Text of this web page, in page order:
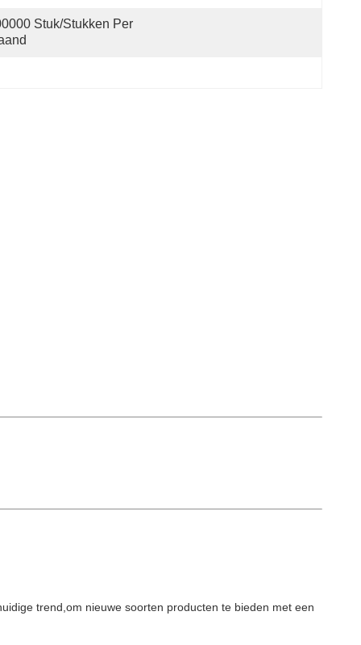
Stuk/Stukken Per
trend,om nieuwe soorten producten te bieden met een